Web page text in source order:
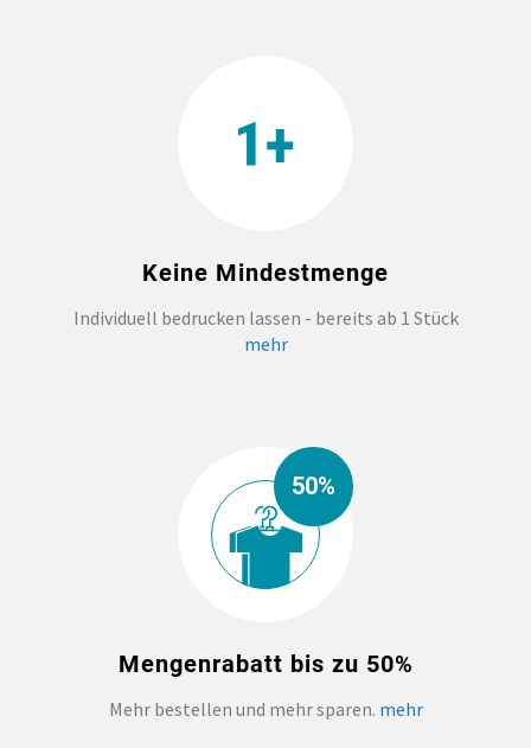
Keine Mindestmenge
Individuell bedrucken lassen - bereits ab 1 Stück
mehr
50%
Mengenrabatt bis zu 50%
Mehr bestellen und mehr sparen. mehr